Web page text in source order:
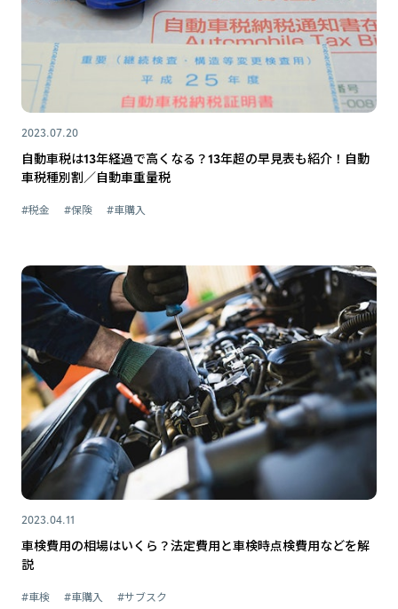
2023.07.20
自動車税は13年経過で高くなる？13年超の早見表も紹介！自動
車税種別割／自動車重量税
#税金 #保険 #車購入
2023.04.11
車検費用の相場はいくら？法定費用と車検時点検費用などを解
説
#車検 #車購入 #サブスク